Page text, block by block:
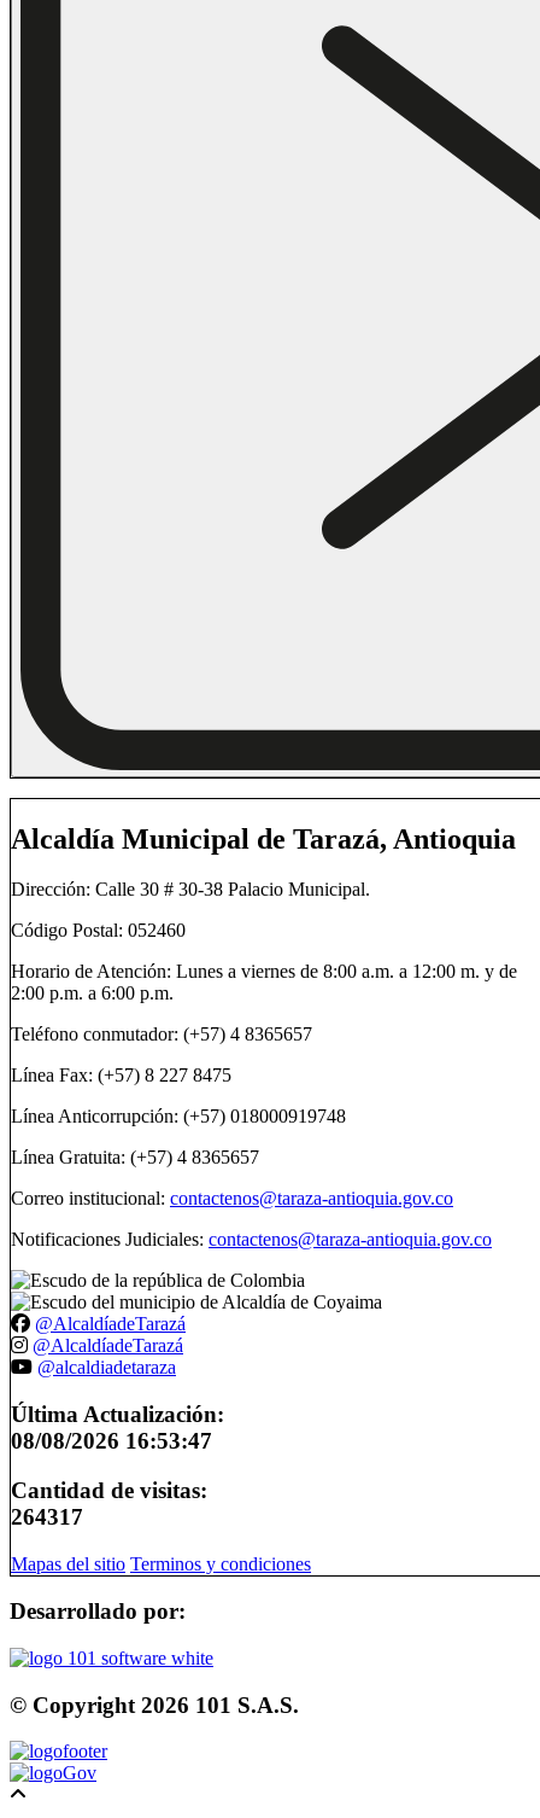
Alcaldía Municipal de Tarazá, Antioquia
Dirección: Calle 30 # 30-38 Palacio Municipal.
Código Postal: 052460
Horario de Atención: Lunes a viernes de 8:00 a.m. a 12:00 m. y de
2:00 p.m. a 6:00 p.m.
Teléfono conmutador: (+57) 4 8365657
Línea Fax: (+57) 8 227 8475
Línea Anticorrupción: (+57) 018000919748
Línea Gratuita: (+57) 4 8365657
Correo institucional: contactenos@taraza-antioquia.gov.co
Notificaciones Judiciales: contactenos@taraza-antioquia.gov.co
@AlcaldíadeTarazá
@AlcaldíadeTarazá
@alcaldiadetaraza
Última Actualización:
08/08/2026 16:53:47
Cantidad de visitas:
264317
Mapas del sitio Terminos y condiciones
Desarrollado por:
© Copyright 2026 101 S.A.S.